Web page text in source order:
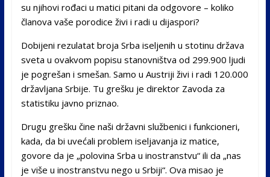
su njihovi rođaci u matici pitani da odgovore – koliko
članova vaše porodice živi i radi u dijaspori?
Dobijeni rezulatat broja Srba iseljenih u stotinu država
sveta u ovakvom popisu stanovništva od 299.900 ljudi
je pogrešan i smešan. Samo u Austriji živi i radi 120.000
državljana Srbije. Tu grešku je direktor Zavoda za
statistiku javno priznao.
Drugu grešku čine naši državni službenici i funkcioneri,
kada, da bi uvećali problem iseljavanja iz matice,
govore da je „polovina Srba u inostranstvu“ ili da „nas
je više u inostranstvu nego u Srbiji“. Ova misao je